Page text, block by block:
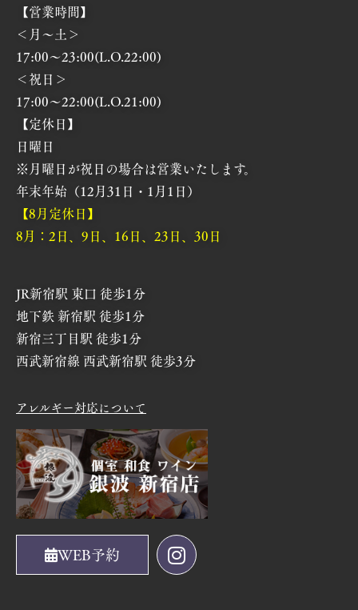
【営業時間】
＜月～土＞
17:00～23:00(L.O.22:00)
＜祝日＞
17:00～22:00(L.O.21:00)
【定休日】
日曜日
※月曜日が祝日の場合は営業いたします。
年末年始（12月31日・1月1日）
【8月定休日】
8月：2日、9日、16日、23日、30日
JR新宿駅 東口 徒歩1分
地下鉄 新宿駅 徒歩1分
新宿三丁目駅 徒歩1分
西武新宿線 西武新宿駅 徒歩3分
アレルギー対応について
WEB予約